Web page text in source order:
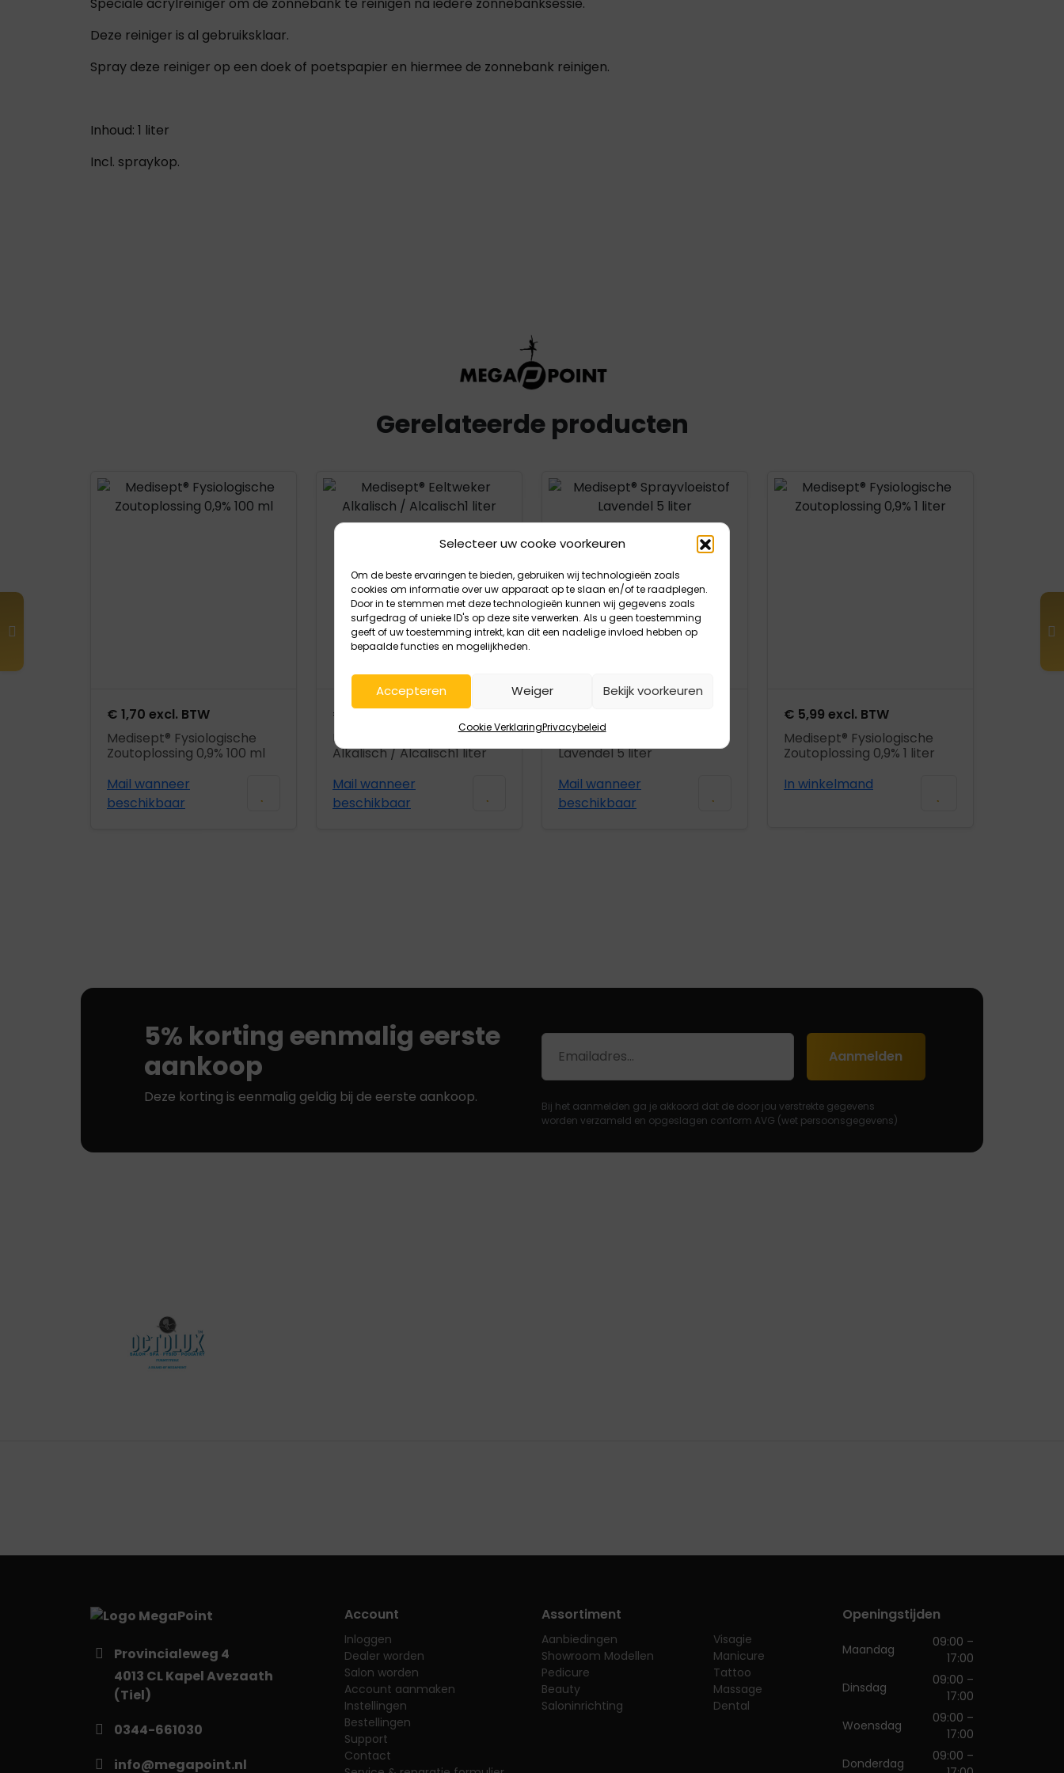
Selecteer uw cooke voorkeuren
Om de beste ervaringen te bieden, gebruiken wij technologieën zoals
cookies om informatie over uw apparaat op te slaan en/of te raadplegen.
Door in te stemmen met deze technologieën kunnen wij gegevens zoals
surfgedrag of unieke ID's op deze site verwerken. Als u geen toestemming
geeft of uw toestemming intrekt, kan dit een nadelige invloed hebben op
bepaalde functies en mogelijkheden.
Accepteren Weiger Bekijk voorkeuren
Cookie VerklaringPrivacybeleid
Speciale acrylreiniger om de zonnebank te reinigen na iedere zonnebanksessie.
Deze reiniger is al gebruiksklaar.
Spray deze reiniger op een doek of poetspapier en hiermee de zonnebank reinigen.
Inhoud: 1 liter
Incl. spraykop.
Gerelateerde producten
Product openen
€ 1,70 excl. BTW
Medisept® Fysiologische
Zoutoplossing 0,9% 100 ml
Mail wanneer
beschikbaar
Product openen
€ 12,95excl. BTW
Medisept® Eeltweker
Alkalisch / Alcalisch1 liter
Mail wanneer
beschikbaar
Product openen
Medisept® Sprayvloeistof
Lavendel 5 liter
Mail wanneer
beschikbaar
Product openen
€ 5,99 excl. BTW
Medisept® Fysiologische
Zoutoplossing 0,9% 1 liter
In winkelmand
5% korting eenmalig eerste
aankoop
Deze korting is eenmalig geldig bij de eerste aankoop.
E-
mailadres
Aanmelden
Bij het aanmelden ga je akkoord dat de door jou verstrekte gegevens
worden verzameld en opgeslagen conform AVG (wet persoonsgegevens)
Provincialeweg 4
4013 CL Kapel Avezaath
(Tiel)
0344-661030
info@megapoint.nl
Account
Inloggen
Dealer worden
Salon worden
Account aanmaken
Instellingen
Bestellingen
Support
Contact
Assortiment
Aanbiedingen
Showroom Modellen
Pedicure
Beauty
Saloninrichting
Visagie
Manicure
Tattoo
Massage
Dental
Openingstijden
Maandag
09:00 –
17:00
Dinsdag
09:00 –
17:00
Woensdag
09:00 –
17:00
Donderdag
09:00 –